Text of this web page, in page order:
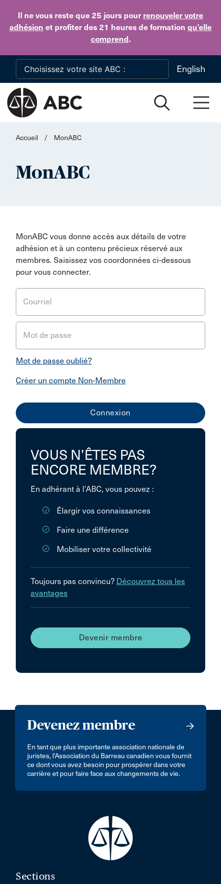
Il ne vous reste que 25 jours pour renouveler votre
adhésion et profiter des 21 heures de formation qu’elle
comprend.
Skip to main content
English
Accueil / MonABC
MonABC
MonABC vous donne accès aux détails de votre
adhésion et à un contenu précieux réservé aux
membres. Saisissez vos coordonnées ci-dessous
pour vous connecter.
Courriel
Mot de passe
Mot de passe oublié?
Créer un compte Non-Membre
VOUS N’ÊTES PAS
ENCORE MEMBRE?
En adhérant à l’ABC, vous pouvez :
Élargir vos connaissances
Faire une différence
Mobiliser votre collectivité
Toujours pas convincu? Découvrez tous les
avantages
Devenir membre
Devenez membre
En tant que plus importante association nationale de
juristes, l’Association du Barreau canadien vous fournit
ce dont vous avez besoin pour prospérer dans votre
carrière et pour faire face aux changements de vie.
Sections